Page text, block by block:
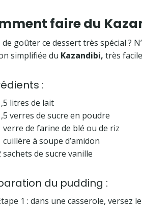
faire du
de goûter ce dessert très spécial ?
simplifiée du Kazandibi, très
:
litres de lait
verres de sucre en poudre
verre de farine de blé ou de riz
cuillère à soupe d’amidon
sachets de sucre vanille
du pudding :
1 : dans une casserole, versez